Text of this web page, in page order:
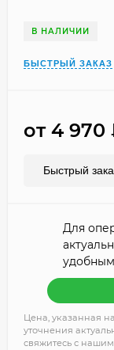
В НАЛИЧИИ
БЫСТРЫЙ ЗАКАЗ
от 4 970
Быстрый
Для
Цена, указанная
уточнения
свяжитесь с